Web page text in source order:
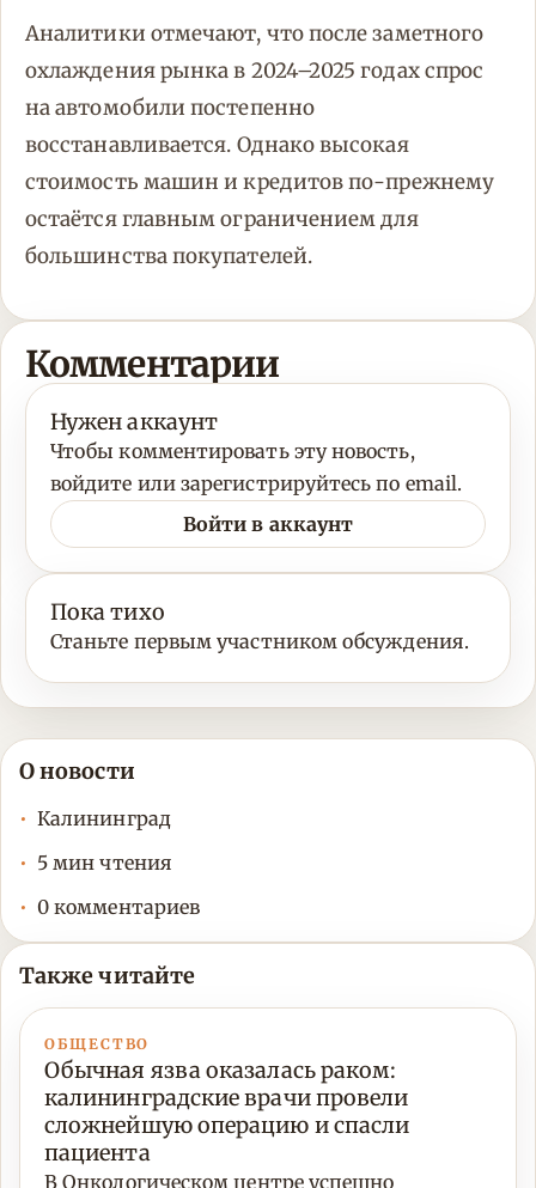
Аналитики отмечают, что после заметного
охлаждения рынка в 2024–2025 годах спрос
на автомобили постепенно
восстанавливается. Однако высокая
стоимость машин и кредитов по-прежнему
остаётся главным ограничением для
большинства покупателей.
Комментарии
Нужен аккаунт
Чтобы комментировать эту новость,
войдите или зарегистрируйтесь по email.
Войти в аккаунт
Пока тихо
Станьте первым участником обсуждения.
О новости
Калининград
5 мин чтения
0 комментариев
Также читайте
ОБЩЕСТВО
Обычная язва оказалась раком:
калининградские врачи провели
сложнейшую операцию и спасли
пациента
В Онкологическом центре успешно